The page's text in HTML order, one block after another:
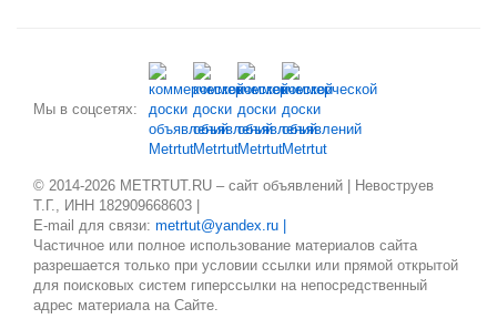
Мы в соцсетях:
© 2014-2026 METRTUT.RU – сайт объявлений | Невоструев
Т.Г., ИНН 182909668603 |
E-mail для связи: metrtut@yandex.ru |
Частичное или полное использование материалов сайта
разрешается только при условии ссылки или прямой открытой
для поисковых систем гиперссылки на непосредственный
адрес материала на Сайте.